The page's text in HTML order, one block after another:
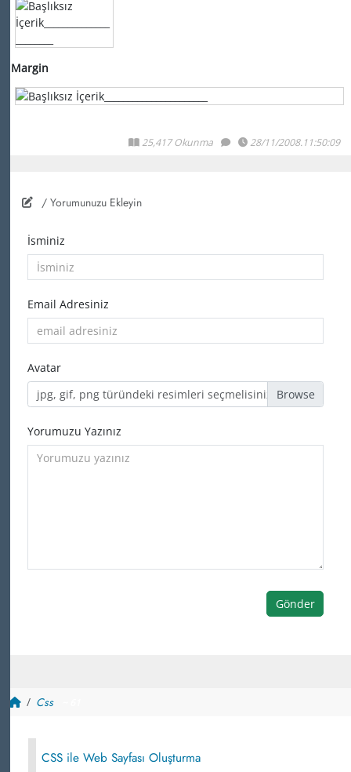
Margin
25,417 Okunma 28/11/2008.11:50:09
/ Yorumunuzu Ekleyin
İsminiz
Email Adresiniz
Avatar
jpg, gif, png türündeki resimleri seçmelisiniz
Yorumuzu Yazınız
Gönder
Css
CSS ile Web Sayfası Oluşturma